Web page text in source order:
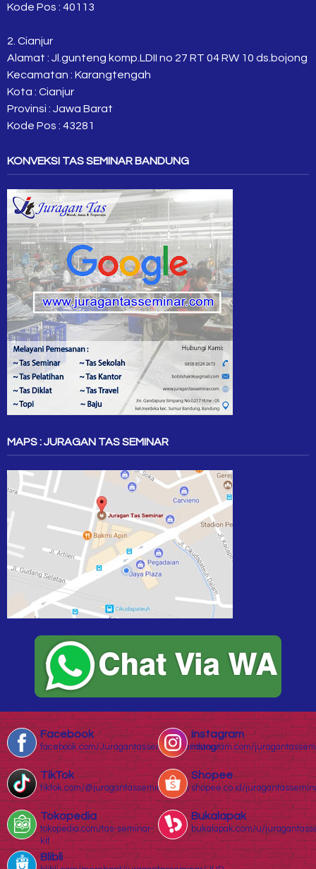
Kode Pos : 40113
2. Cianjur
Alamat : Jl.gunteng komp.LDII no 27 RT 04 RW 10 ds.bojong
Kecamatan : Karangtengah
Kota : Cianjur
Provinsi : Jawa Barat
Kode Pos : 43281
KONVEKSI TAS SEMINAR BANDUNG
MAPS : JURAGAN TAS SEMINAR
Facebook
facebook.com/Juragantasseminarbandung/
Instagram
instagram.com/
TikTok
tiktok.com/@juragantasseminar.com
Shopee
shopee.co.id/
Tokopedia
tokopedia.com/tas-seminar-
kit
Bukalapak
bukalapak.com/u/
Blibli